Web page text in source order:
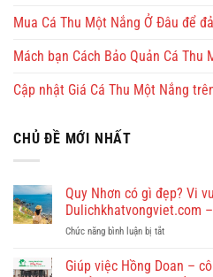
Mua Cá Thu Một Nắng Ở Đâu để
Mách bạn Cách Bảo Quản Cá Thu
Cập nhật Giá Cá Thu Một Nắng
CHỦ ĐỀ MỚI NHẤT
Quy Nhơn có gì đẹp? Vi
Dulichkhatvongviet.com
Chức năng bình luận bị tắtở
Nhơn
Giúp việc Hồng Doan –